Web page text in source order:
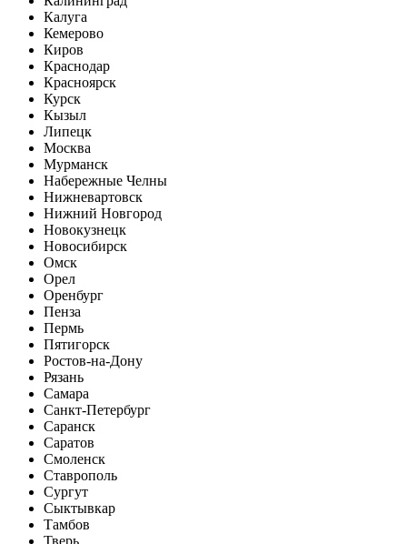
Калуга
Кемерово
Киров
Краснодар
Красноярск
Курск
Кызыл
Липецк
Москва
Мурманск
Набережные Челны
Нижневартовск
Нижний Новгород
Новокузнецк
Новосибирск
Омск
Орел
Оренбург
Пенза
Пермь
Пятигорск
Ростов-на-Дону
Рязань
Самара
Санкт-Петербург
Саранск
Саратов
Смоленск
Ставрополь
Сургут
Сыктывкар
Тамбов